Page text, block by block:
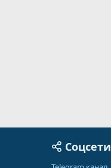
Соцсети